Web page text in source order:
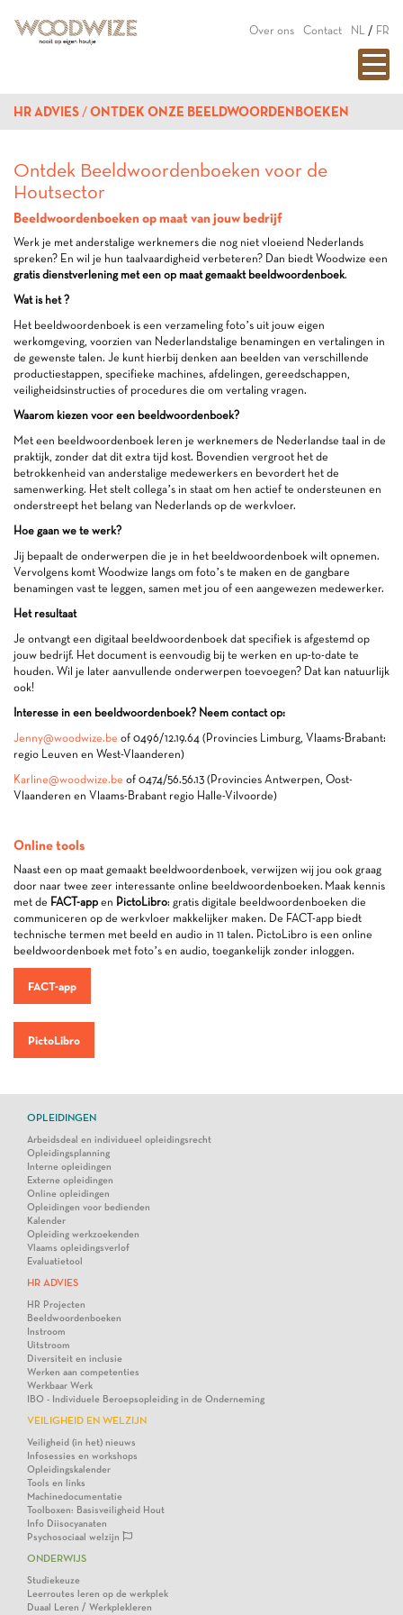
Over ons Contact NL / FR
HR ADVIES ONTDEK ONZE BEELDWOORDENBOEKEN
Ontdek Beeldwoordenboeken voor de
Houtsector
Beeldwoordenboeken op maat van jouw bedrijf
Werk je met anderstalige werknemers die nog niet vloeiend Nederlands
spreken? En wil je hun taalvaardigheid verbeteren? Dan biedt Woodwize een
gratis dienstverlening met een op maat gemaakt beeldwoordenboek.
Wat is het ?
Het beeldwoordenboek is een verzameling foto’s uit jouw eigen
werkomgeving, voorzien van Nederlandstalige benamingen en vertalingen in
de gewenste talen. Je kunt hierbij denken aan beelden van verschillende
productiestappen, specifieke machines, afdelingen, gereedschappen,
veiligheidsinstructies of procedures die om vertaling vragen.
Waarom kiezen voor een beeldwoordenboek?
Met een beeldwoordenboek leren je werknemers de Nederlandse taal in de
praktijk, zonder dat dit extra tijd kost. Bovendien vergroot het de
betrokkenheid van anderstalige medewerkers en bevordert het de
samenwerking. Het stelt collega’s in staat om hen actief te ondersteunen en
onderstreept het belang van Nederlands op de werkvloer.
Hoe gaan we te werk?
Jij bepaalt de onderwerpen die je in het beeldwoordenboek wilt opnemen.
Vervolgens komt Woodwize langs om foto’s te maken en de gangbare
benamingen vast te leggen, samen met jou of een aangewezen medewerker.
Het resultaat
Je ontvangt een digitaal beeldwoordenboek dat specifiek is afgestemd op
jouw bedrijf. Het document is eenvoudig bij te werken en up-to-date te
houden. Wil je later aanvullende onderwerpen toevoegen? Dat kan natuurlijk
ook!
Interesse in een beeldwoordenboek? Neem contact op:
Jenny@woodwize.be of 0496/12.19.64 (Provincies Limburg, Vlaams-Brabant:
regio Leuven en West-Vlaanderen)
Karline@woodwize.be of 0474/56.56.13 (Provincies Antwerpen, Oost-
Vlaanderen en Vlaams-Brabant regio Halle-Vilvoorde)
Online tools
Naast een op maat gemaakt beeldwoordenboek, verwijzen wij jou ook graag
door naar twee zeer interessante online beeldwoordenboeken. Maak kennis
met de FACT-app en PictoLibro: gratis digitale beeldwoordenboeken die
communiceren op de werkvloer makkelijker maken. De FACT-app biedt
technische termen met beeld en audio in 11 talen. PictoLibro is een online
beeldwoordenboek met foto’s en audio, toegankelijk zonder inloggen.
FACT-app
PictoLibro
OPLEIDINGEN
Arbeidsdeal en individueel opleidingsrecht
Opleidingsplanning
Interne opleidingen
Externe opleidingen
Online opleidingen
Opleidingen voor bedienden
Kalender
Opleiding werkzoekenden
Vlaams opleidingsverlof
Evaluatietool
HR ADVIES
HR Projecten
Beeldwoordenboeken
Instroom
Uitstroom
Diversiteit en inclusie
Werken aan competenties
Werkbaar Werk
IBO - Individuele Beroepsopleiding in de Onderneming
VEILIGHEID EN WELZIJN
Veiligheid (in het) nieuws
Infosessies en workshops
Opleidingskalender
Tools en links
Machinedocumentatie
Toolboxen: Basisveiligheid Hout
Info Diisocyanaten
Psychosociaal welzijn
ONDERWIJS
Studiekeuze
Leerroutes leren op de werkplek
Duaal Leren / Werkplekleren